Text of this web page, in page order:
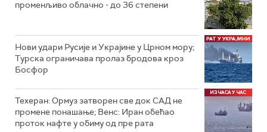
променљиво облачно - до 36 степени
Нови удари Русије и Украјине у Црном мору;
Турска ограничава пролаз бродова кроз
Босфор
Техеран: Ормуз затворен све док САД не
промене понашање; Венс: Иран обећао
проток нафте у обиму од пре рата